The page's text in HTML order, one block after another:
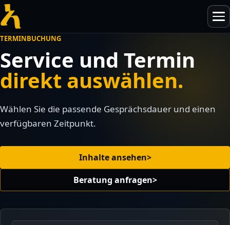
Skip
to
content
Menü
öffnen
IHK-Vorbereitungskurse
AdA-Schein (AEVO)
AMATUM Seminare
Weiterbildung für Teamleitungen
Künstliche Intelligenz
Führung & Organisation
Teamleitungen & Mehrteamstrukturen
Kontakt & Beratung
Blog & Neuigkeiten
Über uns
TERMINBUCHUNG
Service und Termin
direkt auswählen.
Wählen Sie die passende Gesprächsdauer und einen
verfügbaren Zeitpunkt.
Inhalte ansehen>
Beratung anfragen>